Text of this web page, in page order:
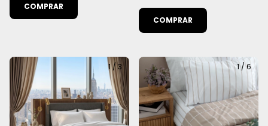
COMPRAR
COMPRAR
1/3 1/6